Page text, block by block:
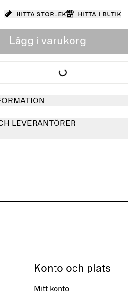
Hitta storlek Hitta i butik
Lägg i varukorg
LEVERANTÖRER
Konto och plats
Mitt konto